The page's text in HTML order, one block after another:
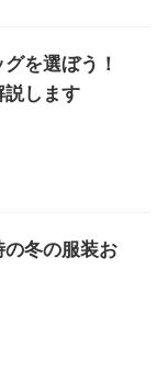
を選ぼう！
説します
冬の服装お